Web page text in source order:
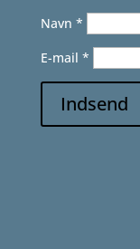
Navn *
E-mail *
Indsend